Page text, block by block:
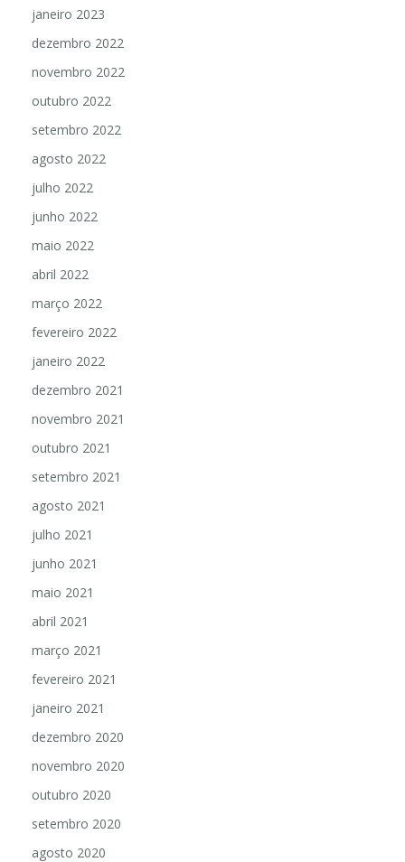
janeiro 2023
dezembro 2022
novembro 2022
outubro 2022
setembro 2022
agosto 2022
julho 2022
junho 2022
maio 2022
abril 2022
março 2022
fevereiro 2022
janeiro 2022
dezembro 2021
novembro 2021
outubro 2021
setembro 2021
agosto 2021
julho 2021
junho 2021
maio 2021
abril 2021
março 2021
fevereiro 2021
janeiro 2021
dezembro 2020
novembro 2020
outubro 2020
setembro 2020
agosto 2020